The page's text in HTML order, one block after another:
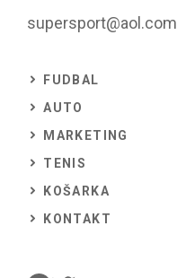
supersport@aol.com
FUDBAL
AUTO
MARKETING
TENIS
KOŠARKA
KONTAKT